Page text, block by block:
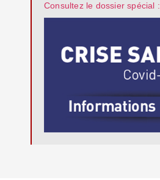
Consultez le dossier spécial :